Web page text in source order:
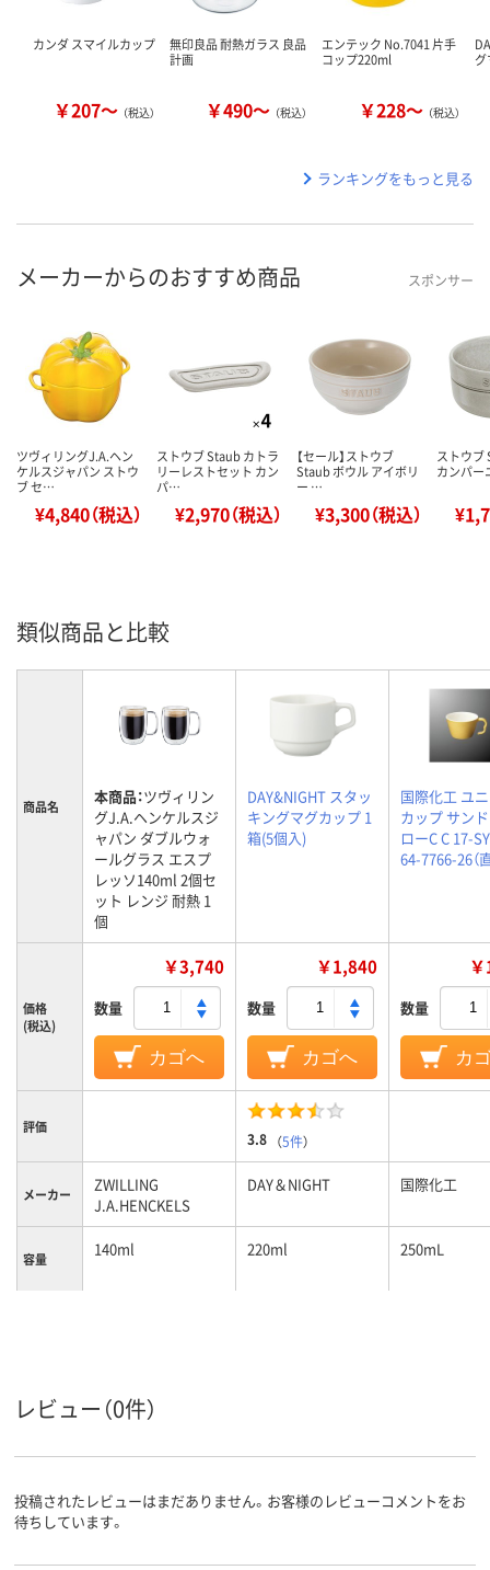
カンダ スマイルカップ
￥207～ （税込）
無印良品 耐熱ガラス 良品
計画
￥490～ （税込）
エンテック No.7041 片手
コップ220ml
￥228～ （税込）
ランキングをもっと見る
メーカーからのおすすめ商品 スポンサー
ツヴィリングJ.A.ヘン
ケルスジャパン ストウ
ブ セ…
¥4,840（税込）
ストウブ Staub カトラ
リーレストセット カン
パ…
¥2,970（税込）
【セール】ストウブ
Staub ボウル アイボリ
ー …
¥3,300（税込）
ストウブ
カンパ
類似商品と比較
商品名 本商品：ツヴィリン
グJ.A.ヘンケルスジ
ャパン ダブルウォ
ールグラス エスプ
レッソ140ml 2個セ
ット レンジ 耐熱 1
個
DAY&NIGHT スタッ
キングマグカップ 1
箱(5個入)
国際化工 ユ
カップ サン
ローC C 17-
64-7766-26（
価格
(税込)
￥3,740
数量
カゴへ
￥1,840
数量
カゴへ
数量
カ
評価
3.8 （5件）
メーカー
ZWILLING
J.A.HENCKELS
DAY＆NIGHT 国際化工
容量 140ml 220ml 250mL
レビュー（0件）
投稿されたレビューはまだありません。お客様のレビューコメントをお
待ちしています。